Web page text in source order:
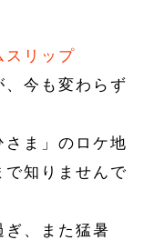
スリップ
、今も変わらず
ま」のロケ地
で知りませんで
、また猛暑